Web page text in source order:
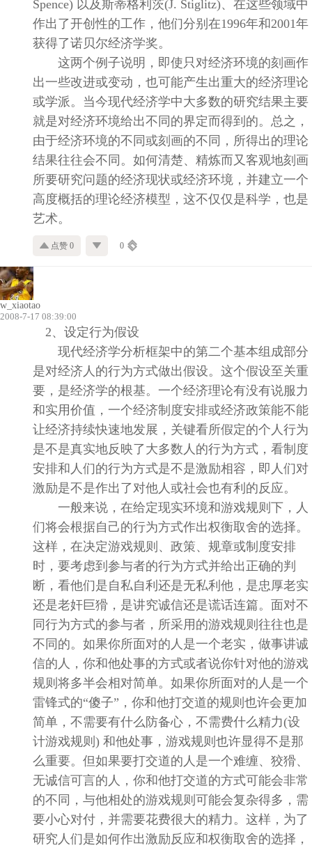
Spence) 以及斯蒂格利茨(J. Stiglitz)、在这些领域中
作出了开创性的工作，他们分别在1996年和2001年
获得了诺贝尔经济学奖。
这两个例子说明，即使只对经济环境的刻画作
出一些改进或变动，也可能产生出重大的经济理论
或学派。当今现代经济学中大多数的研究结果主要
就是对经济环境给出不同的界定而得到的。总之，
由于经济环境的不同或刻画的不同，所得出的理论
结果往往会不同。如何清楚、精炼而又客观地刻画
所要研究问题的经济现状或经济环境，并建立一个
高度概括的理论经济模型，这不仅仅是科学，也是
艺术。
点赞 0 0
w_xiaotao
2008-7-17 08:39:00
2、设定行为假设
现代经济学分析框架中的第二个基本组成部分
是对经济人的行为方式做出假设。这个假设至关重
要，是经济学的根基。一个经济理论有没有说服力
和实用价值，一个经济制度安排或经济政策能不能
让经济持续快速地发展，关键看所假定的个人行为
是不是真实地反映了大多数人的行为方式，看制度
安排和人们的行为方式是不是激励相容，即人们对
激励是不是作出了对他人或社会也有利的反应。
一般来说，在给定现实环境和游戏规则下，人
们将会根据自己的行为方式作出权衡取舍的选择。
这样，在决定游戏规则、政策、规章或制度安排
时，要考虑到参与者的行为方式并给出正确的判
断，看他们是自私自利还是无私利他，是忠厚老实
还是老奸巨猾，是讲究诚信还是谎话连篇。面对不
同行为方式的参与者，所采用的游戏规则往往也是
不同的。如果你所面对的人是一个老实，做事讲诚
信的人，你和他处事的方式或者说你针对他的游戏
规则将多半会相对简单。如果你所面对的人是一个
雷锋式的“傻子”，你和他打交道的规则也许会更加
简单，不需要有什么防备心，不需费什么精力(设
计游戏规则 ) 和他处事，游戏规则也许显得不是那
么重要。但如果要打交道的人是一个难缠、狡猾、
无诚信可言的人，你和他打交道的方式可能会非常
的不同，与他相处的游戏规则可能会复杂得多，需
要小心对付，并需要花费很大的精力。这样，为了
研究人们是如何作出激励反应和权衡取舍的选择，